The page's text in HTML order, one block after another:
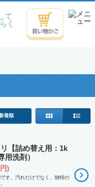
着順
【詰め替え用：1k
洗剤）
)
す。汚れだけでなく、独特の